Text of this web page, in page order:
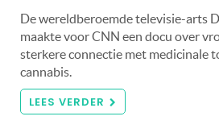
De wereldberoemde televisie-arts
maakte voor CNN een docu over
sterkere connectie met medicinale
cannabis.
LEES VERDER